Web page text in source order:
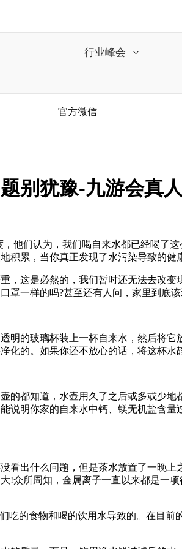
行业峰会
官方微信
别犹豫-九游会真人
，他们认为，我们喝自来水都已经喝了
累，当你真正发现了水污染导致的健
这是必然的，我们暂时还无法去改变
一样的吗?甚至还有人问，家里到底
的玻璃杯装上一杯自来水，然后将它
的。如果你还不放心的话，将这杯
都知道，水壶用久了之后或多或少地
说明你家的自来水中钙、镁无机盐含
出什么问题，但是茶水放置了一晚上
!众所周知，金属离子一直以来都是一
的食物和喝的饮用水导致的。在目前